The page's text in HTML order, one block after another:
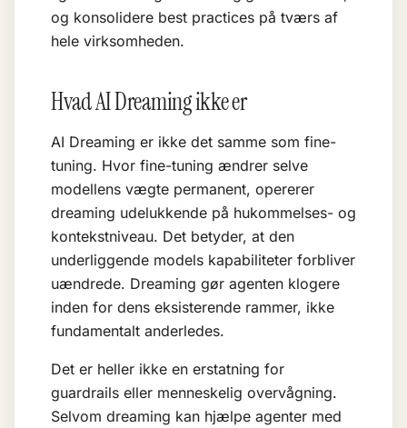
og konsolidere best practices på tværs af
hele virksomheden.
Hvad AI Dreaming ikke er
AI Dreaming er ikke det samme som fine-
tuning. Hvor fine-tuning ændrer selve
modellens vægte permanent, opererer
dreaming udelukkende på hukommelses- og
kontekstniveau. Det betyder, at den
underliggende models kapabiliteter forbliver
uændrede. Dreaming gør agenten klogere
inden for dens eksisterende rammer, ikke
fundamentalt anderledes.
Det er heller ikke en erstatning for
guardrails eller menneskelig overvågning.
Selvom dreaming kan hjælpe agenter med